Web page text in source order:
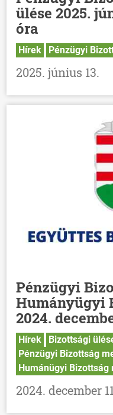
ülése 2025.
óra
Hírek Pénzügyi
2025. június 13.
Pénzügyi
Humányügyi
2024.
Hírek
Bizottsági
Pénzügyi Bizottság
Humánügyi Bizottság
2024. december